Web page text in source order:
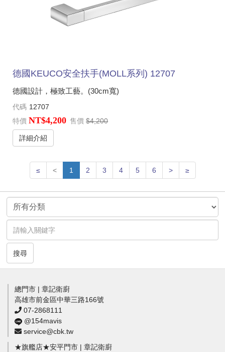
德國KEUCO安全扶手(MOLL系列) 12707
德國設計，極致工藝。(30cm寬)
代碼 12707
特價 NT$4,200 售價 $4,200
詳細介紹
≤ < 1 2 3 4 5 6 > ≥
搜尋
總門市 | 章記衛廚
高雄市前金區中華三路166號
07-2868111
@154mavis
service@cbk.tw
★旗艦店★安平門市 | 章記衛廚